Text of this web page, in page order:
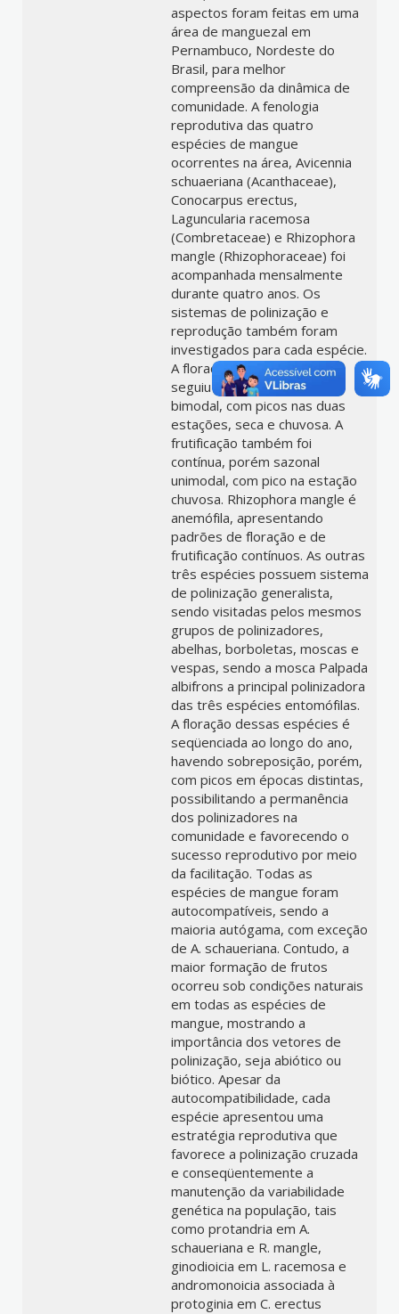
aspectos foram feitas em uma
área de manguezal em
Pernambuco, Nordeste do
Brasil, para melhor
compreensão da dinâmica de
comunidade. A fenologia
reprodutiva das quatro
espécies de mangue
ocorrentes na área, Avicennia
schuaeriana (Acanthaceae),
Conocarpus erectus,
Laguncularia racemosa
(Combretaceae) e Rhizophora
mangle (Rhizophoraceae) foi
acompanhada mensalmente
durante quatro anos. Os
sistemas de polinização e
reprodução também foram
investigados para cada espécie.
A floração na comunidade
seguiu um padrão contínuo
bimodal, com picos nas duas
estações, seca e chuvosa. A
frutificação também foi
contínua, porém sazonal
unimodal, com pico na estação
chuvosa. Rhizophora mangle é
anemófila, apresentando
padrões de floração e de
frutificação contínuos. As outras
três espécies possuem sistema
de polinização generalista,
sendo visitadas pelos mesmos
grupos de polinizadores,
abelhas, borboletas, moscas e
vespas, sendo a mosca Palpada
albifrons a principal polinizadora
das três espécies entomófilas.
A floração dessas espécies é
seqüenciada ao longo do ano,
havendo sobreposição, porém,
com picos em épocas distintas,
possibilitando a permanência
dos polinizadores na
comunidade e favorecendo o
sucesso reprodutivo por meio
da facilitação. Todas as
espécies de mangue foram
autocompatíveis, sendo a
maioria autógama, com exceção
de A. schaueriana. Contudo, a
maior formação de frutos
ocorreu sob condições naturais
em todas as espécies de
mangue, mostrando a
importância dos vetores de
polinização, seja abiótico ou
biótico. Apesar da
autocompatibilidade, cada
espécie apresentou uma
estratégia reprodutiva que
favorece a polinização cruzada
e conseqüentemente a
manutenção da variabilidade
genética na população, tais
como protandria em A.
schaueriana e R. mangle,
ginodioicia em L. racemosa e
andromonoicia associada à
protoginia em C. erectus